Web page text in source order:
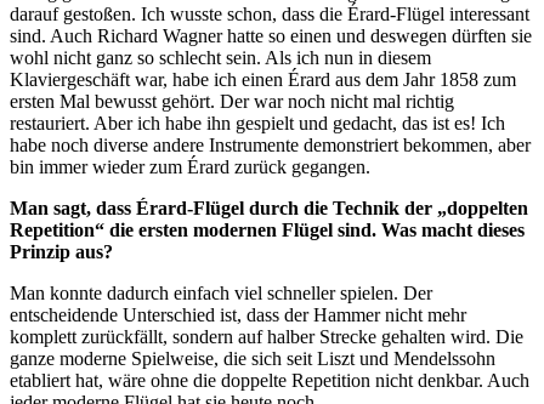
darauf gestoßen. Ich wusste schon, dass die Érard-Flügel interessant
sind. Auch Richard Wagner hatte so einen und deswegen dürften sie
wohl nicht ganz so schlecht sein. Als ich nun in diesem
Klaviergeschäft war, habe ich einen Érard aus dem Jahr 1858 zum
ersten Mal bewusst gehört. Der war noch nicht mal richtig
restauriert. Aber ich habe ihn gespielt und gedacht, das ist es! Ich
habe noch diverse andere Instrumente demonstriert bekommen, aber
bin immer wieder zum Érard zurück gegangen.
Man sagt, dass Érard-Flügel durch die Technik der „doppelten
Repetition“ die ersten modernen Flügel sind. Was macht dieses
Prinzip aus?
Man konnte dadurch einfach viel schneller spielen. Der
entscheidende Unterschied ist, dass der Hammer nicht mehr
komplett zurückfällt, sondern auf halber Strecke gehalten wird. Die
ganze moderne Spielweise, die sich seit Liszt und Mendelssohn
etabliert hat, wäre ohne die doppelte Repetition nicht denkbar. Auch